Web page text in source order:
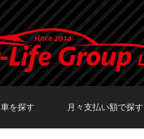
車を探す 月々支払い額で探す